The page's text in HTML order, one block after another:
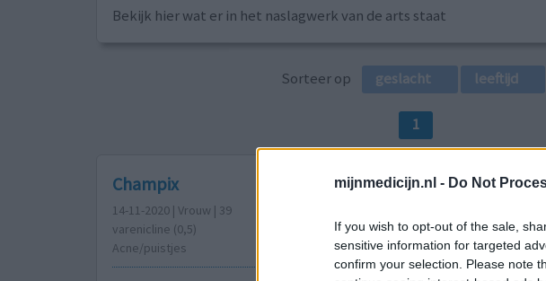
mijnmedicijn.nl - Do Not
If you wish to opt-out of the sale,
sensitive information for targeted
confirm your selection. Please note
Bekijk hier wat er in het naslagwerk van de arts staat
Sorteer op geslacht leeftijd
1
Champix
14-11-2020 | Vrouw | 39
varenicline (0,5)
Acne/puistjes